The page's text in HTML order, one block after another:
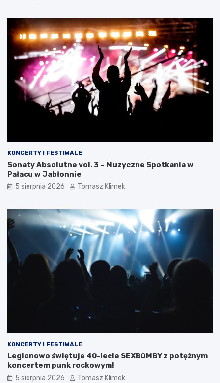
KONCERTY I FESTIWALE
Sonaty Absolutne vol. 3 – Muzyczne Spotkania w
Pałacu w Jabłonnie
5 sierpnia 2026 Tomasz Klimek
KONCERTY I FESTIWALE
Legionowo świętuje 40-lecie SEXBOMBY z potężnym
koncertem punk rockowym!
5 sierpnia 2026 Tomasz Klimek